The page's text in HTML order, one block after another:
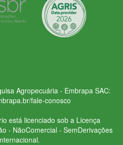
Agropecuária - Embrapa SAC:
fale-conosco
está licenciado sob a Licença
- NãoComercial - SemDerivações